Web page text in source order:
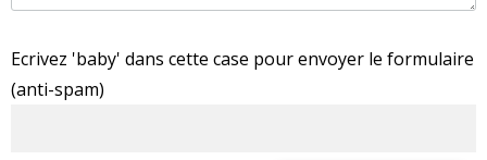
Ecrivez 'baby' dans cette case pour envoyer le formulaire
(anti-spam)